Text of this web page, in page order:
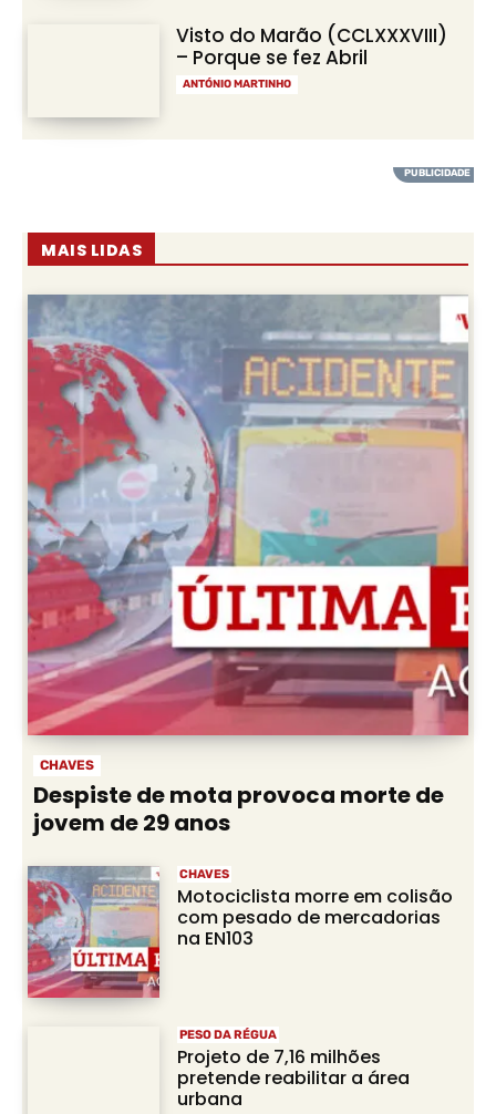
Visto do Marão (CCLXXXVIII)
– Porque se fez Abril
ANTÓNIO MARTINHO
MAIS LIDAS
CHAVES
Despiste de mota provoca morte de
jovem de 29 anos
CHAVES
Motociclista morre em colisão
com pesado de mercadorias
na EN103
PESO DA RÉGUA
Projeto de 7,16 milhões
pretende reabilitar a área
urbana